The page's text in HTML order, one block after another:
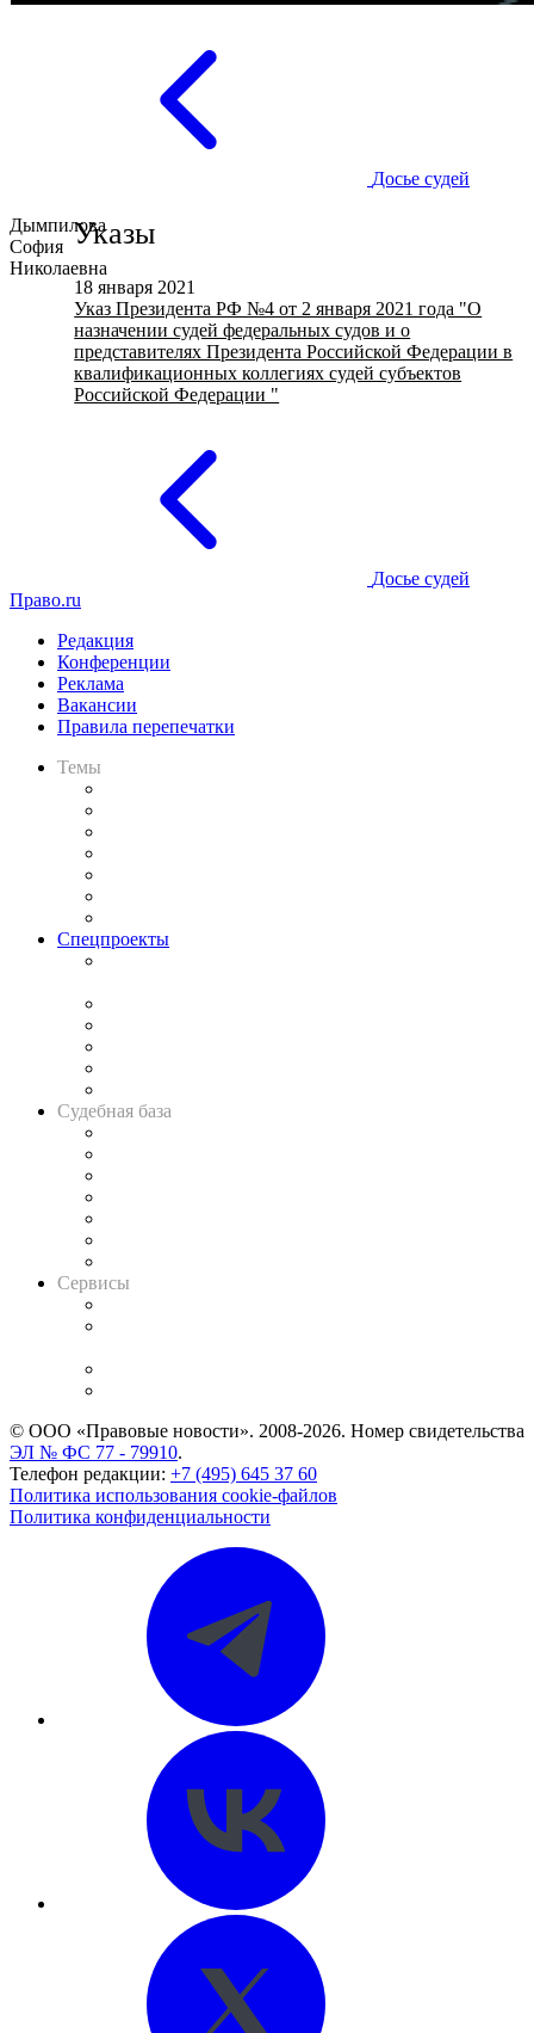
Досье судей
Дымпилова
София
Николаевна
Указы
18 января 2021
Указ Президента РФ №4 от 2 января 2021 года "О
назначении судей федеральных судов и о
представителях Президента Российской Федерации в
квалификационных коллегиях судей субъектов
Российской Федерации "
Досье судей
Право.ru
Редакция
Конференции
Реклама
Вакансии
Правила перепечатки
Темы
Спецпроекты
Судебная база
Сервисы
© ООО «Правовые новости». 2008-2026. Номер свидетельства
ЭЛ № ФС 77 - 79910.
Телефон редакции: +7 (495) 645 37 60
Политика использования cookie-файлов
Политика конфиденциальности